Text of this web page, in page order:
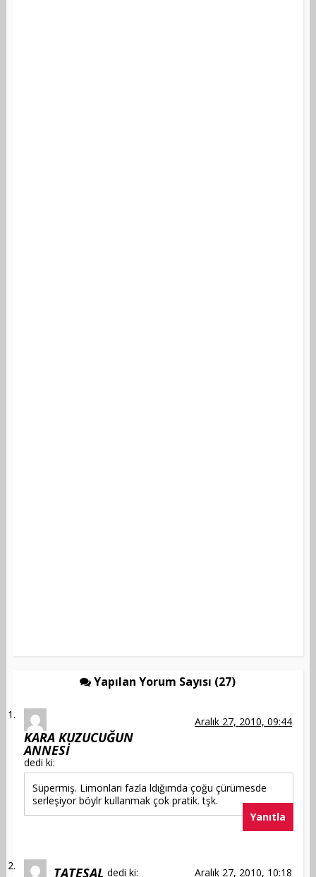
Yapılan Yorum Sayısı (27)
KARA KUZUCUĞUN
ANNESİ
dedi ki:
Aralık 27, 2010, 09:44
Süpermiş. Limonları fazla ldığımda çoğu çürümesde
serleşiyor böylr kullanmak çok pratik. tşk.
Yanıtla
TATESAL dedi ki: Aralık 27, 2010, 10:18